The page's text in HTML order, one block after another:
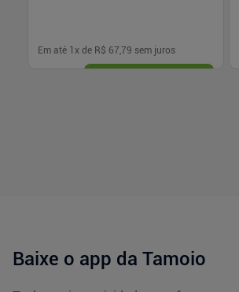
Em até 1 x de R$ 67,79 sem juros
Baixe o app da Tamoio